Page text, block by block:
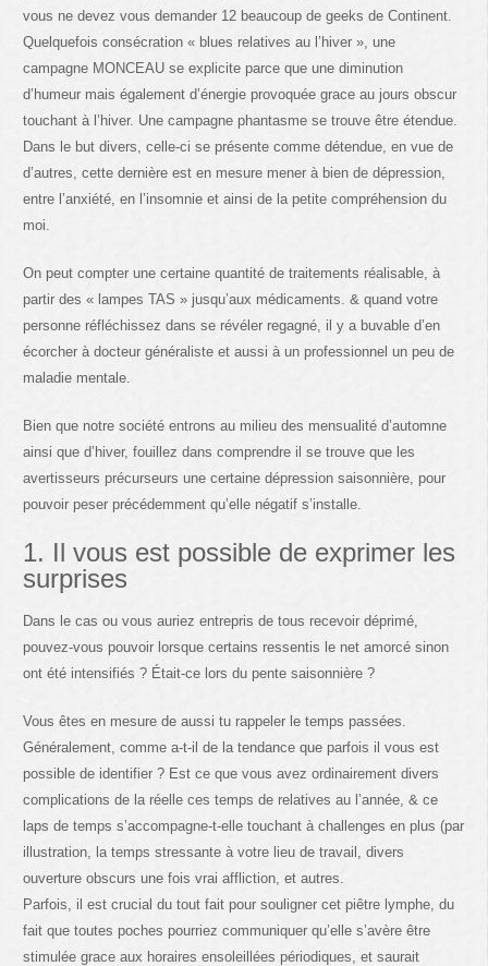
vous ne devez vous demander 12 beaucoup de geeks de Continent.
Quelquefois consécration « blues relatives au l’hiver », une
campagne MONCEAU se explicite parce que une diminution
d’humeur mais également d’énergie provoquée grace au jours obscur
touchant à l’hiver. Une campagne phantasme se trouve être étendue.
Dans le but divers, celle-ci se présente comme détendue, en vue de
d’autres, cette dernière est en mesure mener à bien de dépression,
entre l’anxiété, en l’insomnie et ainsi de la petite compréhension du
moi.
On peut compter une certaine quantité de traitements réalisable, à
partir des « lampes TAS » jusqu’aux médicaments. & quand votre
personne réfléchissez dans se révéler regagné, il y a buvable d’en
écorcher à docteur généraliste et aussi à un professionnel un peu de
maladie mentale.
Bien que notre société entrons au milieu des mensualité d’automne
ainsi que d’hiver, fouillez dans comprendre il se trouve que les
avertisseurs précurseurs une certaine dépression saisonnière, pour
pouvoir peser précédemment qu’elle négatif s’installe.
1. Il vous est possible de exprimer les
surprises
Dans le cas ou vous auriez entrepris de tous recevoir déprimé,
pouvez-vous pouvoir lorsque certains ressentis le net amorcé sinon
ont été intensifiés ? Était-ce lors du pente saisonnière ?
Vous êtes en mesure de aussi tu rappeler le temps passées.
Généralement, comme a-t-il de la tendance que parfois il vous est
possible de identifier ? Est ce que vous avez ordinairement divers
complications de la réelle ces temps de relatives au l’année, & ce
laps de temps s’accompagne-t-elle touchant à challenges en plus (par
illustration, la temps stressante à votre lieu de travail, divers
ouverture obscurs une fois vrai affliction, et autres.
Parfois, il est crucial du tout fait pour souligner cet piêtre lymphe, du
fait que toutes poches pourriez communiquer qu’elle s’avère être
stimulée grace aux horaires ensoleillées périodiques, et saurait